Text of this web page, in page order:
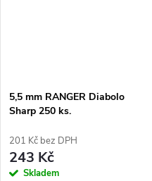
5,5 mm RANGER Diabolo
Sharp 250 ks.
201 Kč bez DPH
243 Kč
Skladem